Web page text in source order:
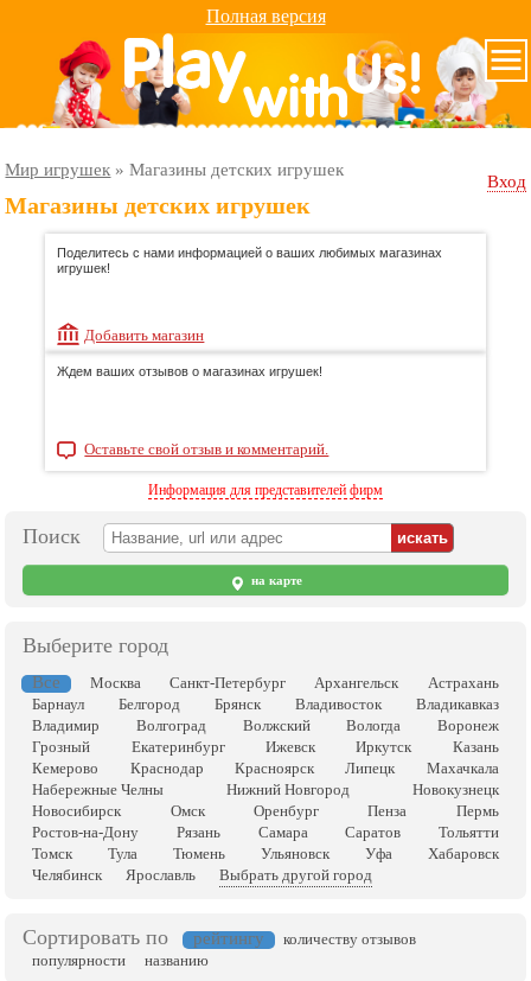
Полная версия
Мир игрушек »Магазины детских игрушек
Вход
Магазины детских игрушек
Поделитесь с нами информацией о ваших любимых магазинах
игрушек!
Добавить магазин
Ждем ваших отзывов о магазинах игрушек!
Оставьте свой отзыв и комментарий.
Информация для представителей фирм
Поиск
на карте
Выберите город
Все Москва Санкт-Петербург Архангельск
Астрахань
Барнаул
Белгород Брянск Владивосток
Владикавказ
Владимир
Волгоград Волжский Вологда
Воронеж
Грозный
Екатеринбург Ижевск Иркутск
Казань
Кемерово
Краснодар Красноярск Липецк
Махачкала
Набережные Челны
Нижний Новгород
Новокузнецк
Новосибирск
Омск Оренбург Пенза
Пермь
Ростов-на-Дону
Рязань Самара Саратов
Тольятти
Томск
Тула Тюмень Ульяновск Уфа
Хабаровск
Челябинск
Ярославль Выбрать другой город
Сортировать по рейтингу
количеству отзывов
популярности
названию